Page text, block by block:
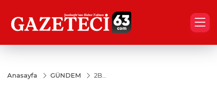
Anasayfa GÜNDEM
2B